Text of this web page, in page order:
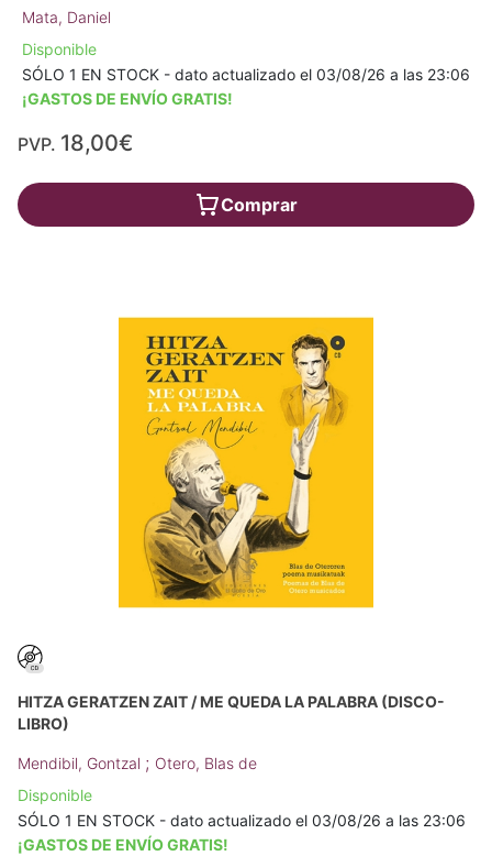
Mata, Daniel
Disponible
SÓLO 1 EN STOCK - dato actualizado el 03/08/26 a las 23:06
¡GASTOS DE ENVÍO GRATIS!
PVP. 18,00€
Comprar
HITZA GERATZEN ZAIT / ME QUEDA LA PALABRA (DISCO-
LIBRO)
Mendibil, Gontzal ; Otero, Blas de
Disponible
SÓLO 1 EN STOCK - dato actualizado el 03/08/26 a las 23:06
¡GASTOS DE ENVÍO GRATIS!